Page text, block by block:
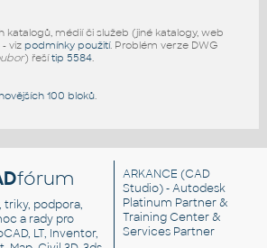
katalogů, médií či služeb (jiné katalogy, web
viz podmínky použití. Problém verze DWG
) řešítip 5584.
100 bloků.
fórum
triky, podpora,
a rady pro
LT, Inventor,
ARKANCE (CAD
Studio) - Autodesk
Platinum Partner &
Training Center &
Services Partner